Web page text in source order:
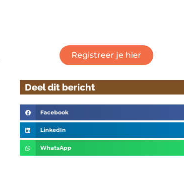
Registreer je hier
Deel dit bericht
Facebook
LinkedIn
WhatsApp